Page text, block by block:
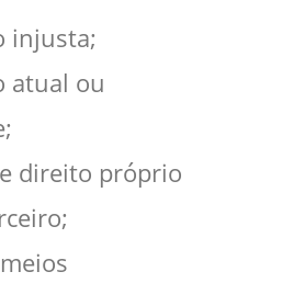
injusta;
atual ou
direito próprio